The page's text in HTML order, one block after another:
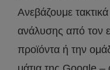
Ανεβάζουμε
ανάλυσης από τον
προϊόντα ή την